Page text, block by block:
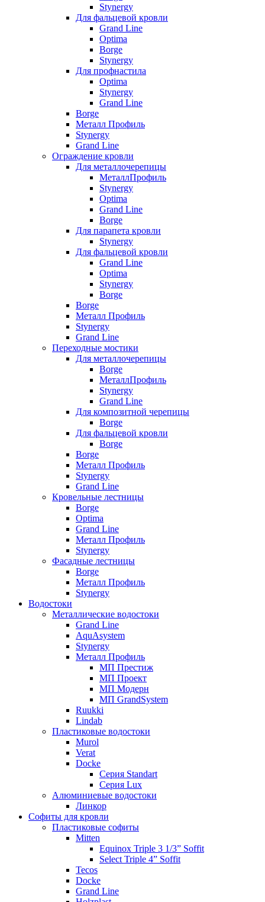
Stynergy
Для фальцевой кровли
Grand Line
Optima
Borge
Stynergy
Для профнастила
Optima
Stynergy
Grand Line
Borge
Металл Профиль
Stynergy
Grand Line
Ограждение кровли
Для металлочерепицы
МеталлПрофиль
Stynergy
Optima
Grand Line
Borge
Для парапета кровли
Stynergy
Для фальцевой кровли
Grand Line
Optima
Stynergy
Borge
Borge
Металл Профиль
Stynergy
Grand Line
Переходные мостики
Для металлочерепицы
Borge
МеталлПрофиль
Stynergy
Grand Line
Для композитной черепицы
Borge
Для фальцевой кровли
Borge
Borge
Металл Профиль
Stynergy
Grand Line
Кровельные лестницы
Borge
Optima
Grand Line
Металл Профиль
Stynergy
Фасадные лестницы
Borge
Металл Профиль
Stynergy
Водостоки
Металлические водостоки
Grand Line
AquAsystem
Stynergy
Металл Профиль
МП Престиж
МП Проект
МП Модерн
МП GrandSystem
Ruukki
Lindab
Пластиковые водостоки
Murol
Verat
Docke
Серия Standart
Серия Lux
Алюминиевые водостоки
Линкор
Софиты для кровли
Пластиковые софиты
Mitten
Equinox Triple 3 1/3” Soffit
Select Triple 4” Soffit
Tecos
Docke
Grand Line